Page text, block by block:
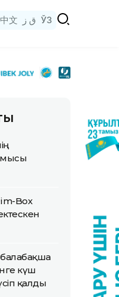
中文 ق ز ЎЗ
Box
күш
қалды